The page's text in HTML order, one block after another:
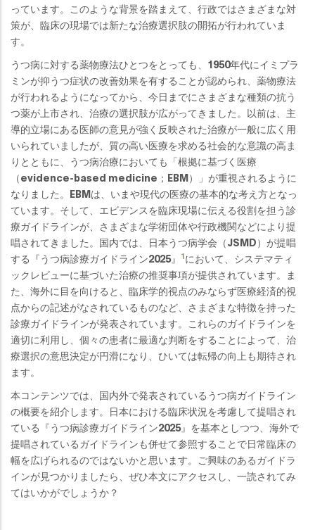
っています。このような背景を踏まえて、行政ではさまざまな対
策が、臨床の現場では新たな治療選択肢の開拓が行われていま
す。
うつ病に対する薬物療法ひとつをとっても、1950年代にイミプラ
ミンが抑うつ症状の改善効果を有することが認められ、薬物療法
が行われるようになってから、今日までにさまざまな種類の抗う
つ薬が上市され、治療の選択肢が広がってきました。以前は、主
導的立場にある医師の意見が強く反映された治療が一般に広く用
いられていましたが、質の高い医療を求める社会的な意識の高ま
りとともに、うつ病治療においても「根拠に基づく医療
（evidence-based medicine；EBM）」が重視されるように
なりました。EBMは、いまや現代の医療の基本的な考え方となっ
ています。そして、エビデンスを臨床現場に伝える役割を担う診
療ガイドラインが、さまざまな学術団体や行政機関などにより提
唱されてきました。国内では、日本うつ病学会（JSMD）が提唱
する『うつ病診療ガイドライン2025』
1において、システマティ
ックレビューに基づいた治療の推奨事項が提供されています。ま
た、海外に目を向けると、臨床学的視点のみならず医療経済的視
点からの記述がなされているものなど、さまざまな特徴を持った
診療ガイドラインが発表されています。これらのガイドラインを
適切に利用し、個々の患者に最適な判断をすることによって、治
療選択の意思決定が円滑になり、ひいては転帰の向上も期待され
ます。
本コンテンツでは、国内外で発表されているうつ病ガイドライン
の概要を紹介します。日本における臨床状況を考慮して提唱され
ている『うつ病診療ガイドライン2025』を基本としつつ、海外で
提唱されているガイドラインも併せて参照することで日常臨床の
幅を広げられるのではないかと思います。ご興味のあるガイドラ
インが見つかりましたら、ぜひ本文にアクセスし、一読されてみ
てはいかがでしょうか？